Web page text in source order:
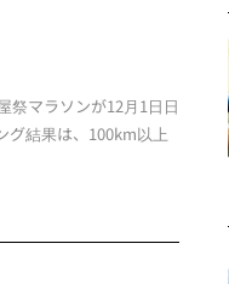
祭マラソンが12月1日日
グ結果は、100km以上